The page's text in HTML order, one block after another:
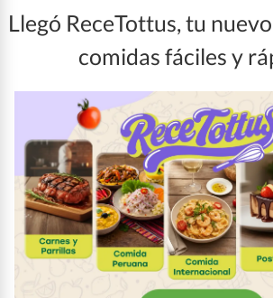
Llegó ReceTottus, tu
comidas fáciles y